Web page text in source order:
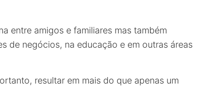
entre amigos e familiares mas também
de negócios, na educação e em outras áreas
resultar em mais do que apenas um